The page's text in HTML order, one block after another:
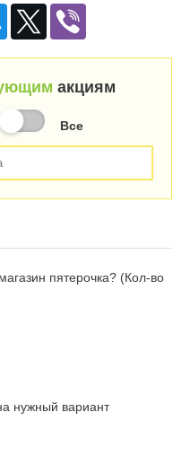
акциям
Все
пятерочка? (Кол-во
нужный вариант